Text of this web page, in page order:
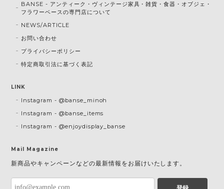
BANSE - アンティーク・ヴィンテージ家具・雑貨・食器・オブジェ・
フラワーベースの専門店について
NEWS/ARTICLE
お問い合わせ
プライバシーポリシー
特定商取引法に基づく表記
LINK
Instagram - @banse_minoh
Instagram - @banse_items
Instagram - @enjoydisplay_banse
Mail Magazine
新商品やキャンペーンなどの最新情報をお届けいたします。